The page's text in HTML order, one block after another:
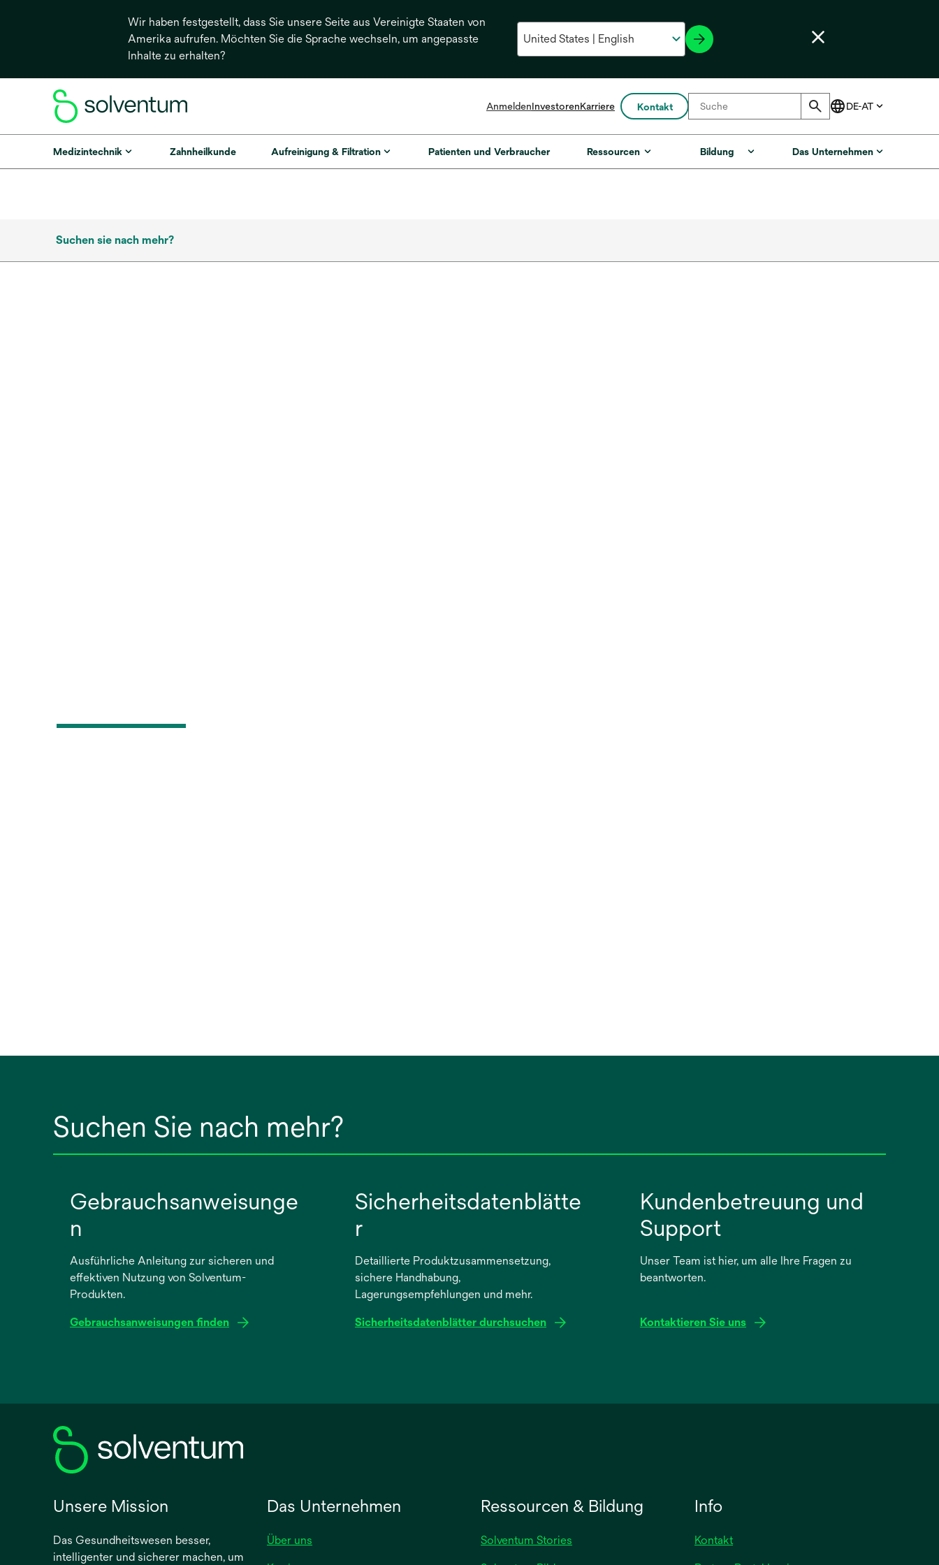
Wir haben festgestellt, dass Sie unsere Seite aus Vereinigte Staaten von
Amerika aufrufen. Möchten Sie die Sprache wechseln, um angepasste
Inhalte zu erhalten?
AnmeldenInvestorenKarriere Kontakt
Medizintechnik Zahnheilkunde Aufreinigung & Filtration Patienten und Verbraucher Ressourcen Bildung Das Unternehmen
Suchen sie nach mehr?
Suchen Sie nach mehr?
Gebrauchsanweisunge
n
Ausführliche Anleitung zur sicheren und
effektiven Nutzung von Solventum-
Produkten.
Gebrauchsanweisungen finden
neuen
geöffnet
Sicherheitsdatenblätte
r
Detaillierte Produktzusammensetzung,
sichere Handhabung,
Lagerungsempfehlungen und mehr.
Sicherheitsdatenblätter durchsuchen
neuen
Kundenbetreuung und
Support
Unser Team ist hier, um alle Ihre Fragen zu
beantworten.
Kontaktieren Sie uns
Unsere Mission
Das Gesundheitswesen besser,
intelligenter und sicherer machen, um
Das Unternehmen
Über uns
Ressourcen & Bildung
Solventum Stories
Info
Kontakt